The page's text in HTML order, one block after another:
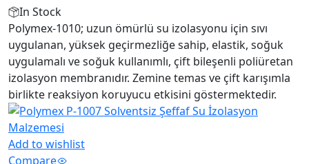
In Stock
Polymex-1010; uzun ömürlü su izolasyonu için sıvı
uygulanan, yüksek geçirmezliğe sahip, elastik, soğuk
uygulamalı ve soğuk kullanımlı, çift bileşenli poliüretan
izolasyon membranıdır. Zemine temas ve çift karışımla
birlikte reaksiyon koruyucu etkisini göstermektedir.
Add to wishlist
Compare